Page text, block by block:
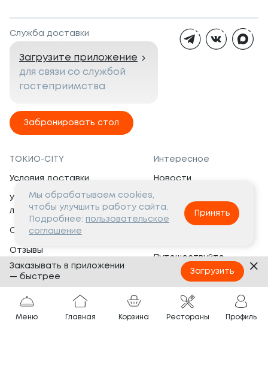
Служба доставки
Загрузите приложение
для связи со службой
гостеприимства
Забронировать стол
ТОКИО-CITY
Условия доставки
Условия программы
лояльности
Сертификаты
Отзывы
Банкеты
Вопросы и ответы
Интересное
Новости
Вакансии
Социальная жизнь
Путешествуйте
с ТОКИО-CITY
Партнёрам
Франшиза
Меню Главная Корзина Рестораны Профиль
Мы обрабатываем cookies,
чтобы улучшить работу сайта.
Подробнее: пользовательское
соглашение
Принять
Заказывать в приложении
— быстрее
Загрузить